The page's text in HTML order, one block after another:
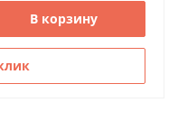
В корзину